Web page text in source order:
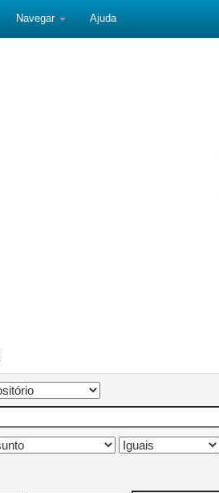
Navegar Ajuda